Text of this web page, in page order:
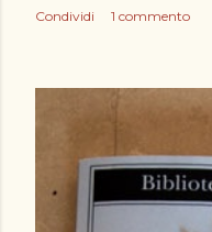
Condividi 1 commento